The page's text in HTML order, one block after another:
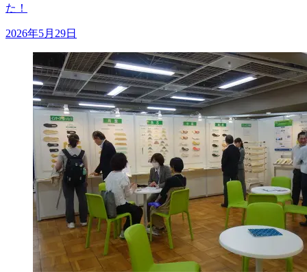
た！
2026年5月29日